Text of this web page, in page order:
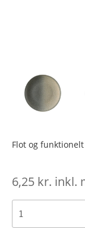
Flot og
6,25 kr. inkl.